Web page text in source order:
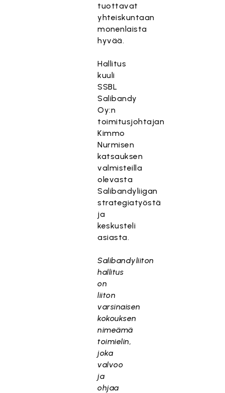
tuottavat
yhteiskuntaan
monenlaista
hyvää.
Hallitus
kuuli
SSBL
Salibandy
Oy:n
toimitusjohtajan
Kimmo
Nurmisen
katsauksen
valmisteilla
olevasta
Salibandyliigan
strategiatyöstä
ja
keskusteli
asiasta.
Salibandyliiton
hallitus
on
liiton
varsinaisen
kokouksen
nimeämä
toimielin,
joka
valvoo
ja
ohjaa